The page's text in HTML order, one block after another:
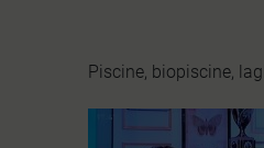
Piscine, biopiscine,